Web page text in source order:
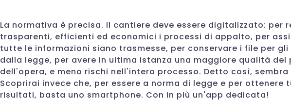
La normativa è precisa. Il cantiere deve essere digitalizzato: per
trasparenti, efficienti ed economici i processi di appalto, per
tutte le informazioni siano trasmesse, per conservare i file per
dalla legge, per avere in ultima istanza una maggiore qualità del
dell'opera, e meno rischi nell'intero processo. Detto così,
Scoprirai invece che, per essere a norma di legge e per ottenere
risultati, basta uno smartphone. Con in più un'app dedicata!